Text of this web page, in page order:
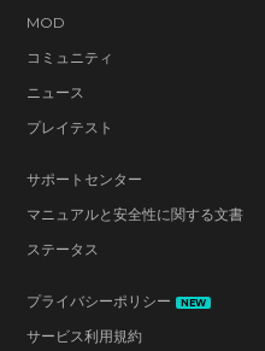
MOD
コミュニティ
ニュース
プレイテスト
サポートセンター
マニュアルと安全性に関する文書
ステータス
プライバシーポリシー NEW
サービス利用規約